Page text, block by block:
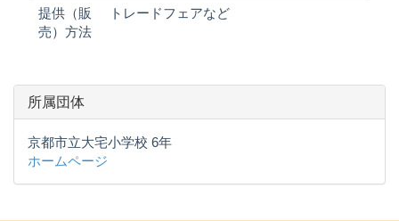
提供（販
売）方法
トレードフェアなど
所属団体
京都市立大宅小学校 6年
ホームページ